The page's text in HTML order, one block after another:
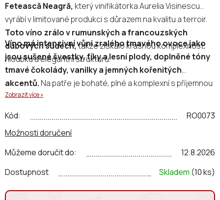
Fetească Neagră, který vinifikátorka Aurelia Visinescu
vyrábí v limitované produkci s důrazem na kvalitu a terroir.
Toto víno zrálo v rumunských a francouzských
dubových sudech,takže získalo krásnou komplexnost,
hloubku a elegantní strukturu.
Víno má intenzivní vůni zralého tmavého ovoce jako
jsou sušené švestky, fíky a lesní plody, doplněné tóny
tmavé čokolády, vanilky a jemných kořenitých
akcentů. Na patře je bohaté, plné a komplexní s příjemnou
minerální stopou a sametovými tříslovinami.
dlouhá a elegantní.
Zobrazit více »
Dostupnost Skladem (10 ks)
Můžeme doručit do: 12.8.2026
Možnosti doručení
Kód: RO0073